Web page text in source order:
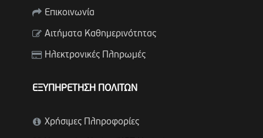
Επικοινωνία
Αιτήματα Καθημερινότητας
Ηλεκτρονικές Πληρωμές
ΕΞΥΠΗΡΕΤΗΣΗ ΠΟΛΙΤΩΝ
Χρήσιμες Πληροφορίες